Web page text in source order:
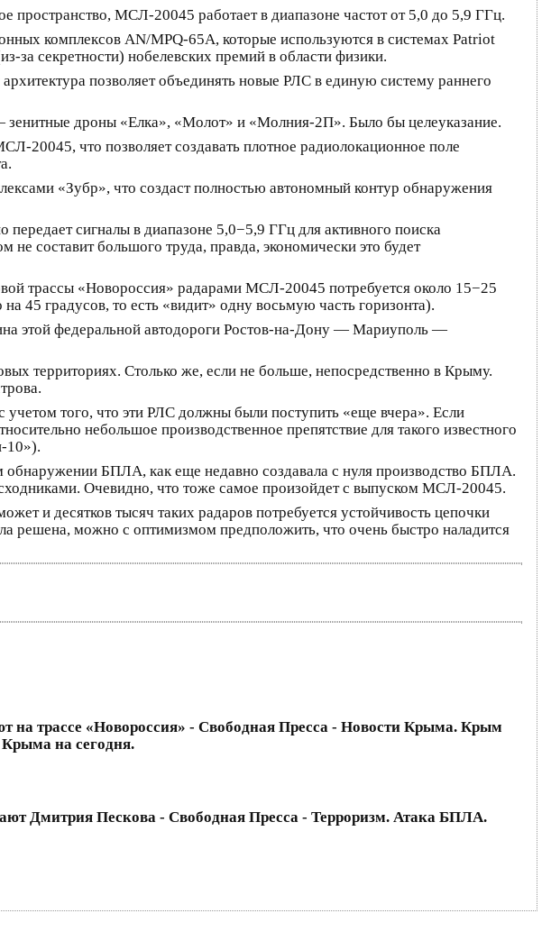
МСЛ-20045 работает в диапазоне частот от 5,0 до 5,9 ГГц.
комплексов AN/MPQ-65A, которые используются в системах Patriot
за секретности) нобелевских премий в области физики.
позволяет объединять новые РЛС в единую систему раннего
дроны «Елка», «Молот» и «Молния-2П». Было бы целеуказание.
20045, что позволяет создавать плотное радиолокационное поле
«Зубр», что создаст полностью автономный контур обнаружения
сигналы в диапазоне 5,0−5,9 ГГц для активного поиска
не составит большого труда, правда, экономически это будет
трассы «Новороссия» радарами МСЛ-20045 потребуется около 15−25
45 градусов, то есть «видит» одну восьмую часть горизонта).
этой федеральной автодороги Ростов-на-Дону — Мариуполь —
территориях. Столько же, если не больше, непосредственно в Крыму.
учетом того, что эти РЛС должны были поступить «еще вчера». Если
небольшое производственное препятствие для такого известного
10»).
обнаружении БПЛА, как еще недавно создавала с нуля производство БПЛА.
Очевидно, что тоже самое произойдет с выпуском МСЛ-20045.
и десятков тысяч таких радаров потребуется устойчивость цепочки
решена, можно с оптимизмом предположить, что очень быстро наладится
трассе «Новороссия» - Свободная Пресса - Новости Крыма. Крым
на сегодня.
Дмитрия Пескова - Свободная Пресса - Терроризм. Атака БПЛА.